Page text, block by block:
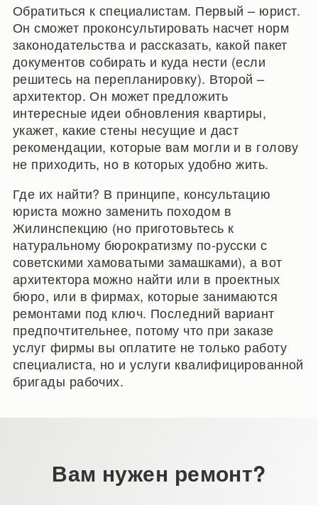
Обратиться к специалистам. Первый – юрист.
Он сможет проконсультировать насчет норм
законодательства и рассказать, какой пакет
документов собирать и куда нести (если
решитесь на перепланировку). Второй –
архитектор. Он может предложить
интересные идеи обновления квартиры,
укажет, какие стены несущие и даст
рекомендации, которые вам могли и в голову
не приходить, но в которых удобно жить.
Где их найти? В принципе, консультацию
юриста можно заменить походом в
Жилинспекцию (но приготовьтесь к
натуральному бюрократизму по-русски с
советскими хамоватыми замашками), а вот
архитектора можно найти или в проектных
бюро, или в фирмах, которые занимаются
ремонтами под ключ. Последний вариант
предпочтительнее, потому что при заказе
услуг фирмы вы оплатите не только работу
специалиста, но и услуги квалифицированной
бригады рабочих.
Вам нужен ремонт?